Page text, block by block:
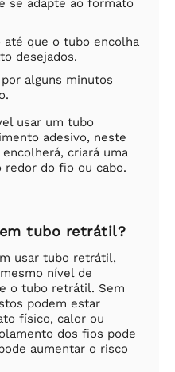
até que o tubo encolha
desejados.
alguns minutos
usar um tubo
adesivo, neste
criará uma
redor do fio ou cabo.
tubo retrátil?
usar tubo retrátil,
nível de
o tubo retrátil. Sem
podem estar
físico, calor ou
dos fios pode
aumentar o risco